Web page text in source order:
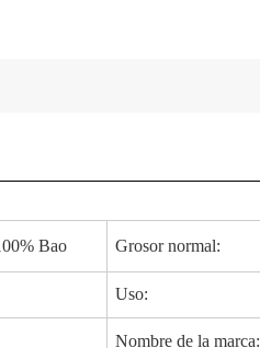
Bao Grosor normal:
Uso:
Nombre de la marca: